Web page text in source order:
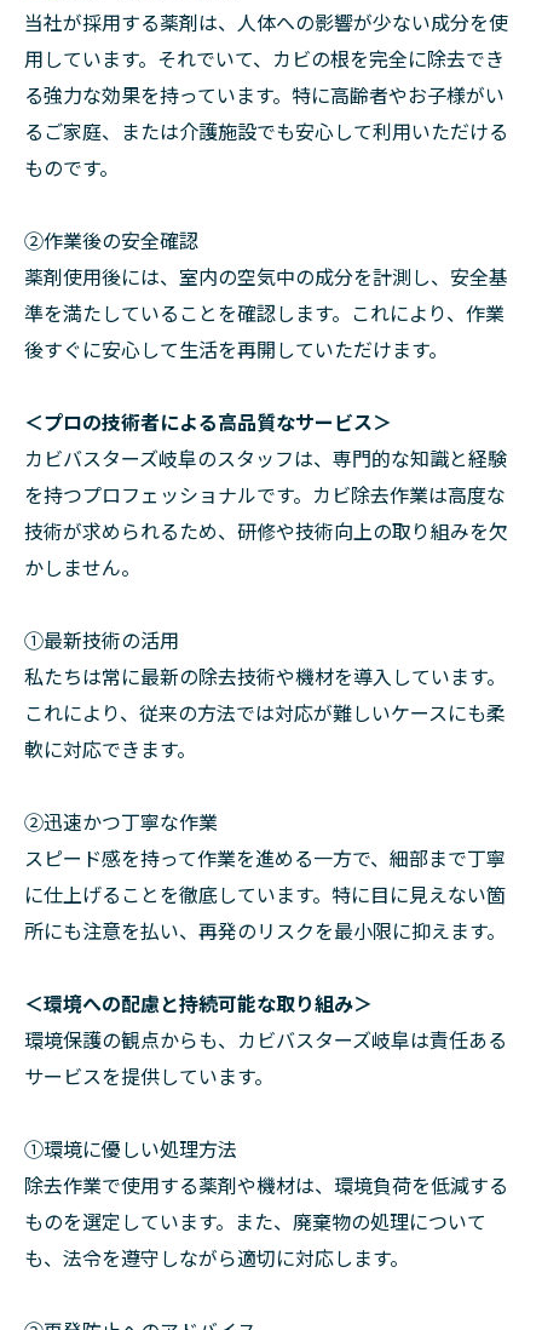
当社が採用する薬剤は、人体への影響が少ない成分を使
用しています。それでいて、カビの根を完全に除去でき
る強力な効果を持っています。特に高齢者やお子様がい
るご家庭、または介護施設でも安心して利用いただける
ものです。
②作業後の安全確認
薬剤使用後には、室内の空気中の成分を計測し、安全基
準を満たしていることを確認します。これにより、作業
後すぐに安心して生活を再開していただけます。
＜プロの技術者による高品質なサービス＞
カビバスターズ岐阜のスタッフは、専門的な知識と経験
を持つプロフェッショナルです。カビ除去作業は高度な
技術が求められるため、研修や技術向上の取り組みを欠
かしません。
①最新技術の活用
私たちは常に最新の除去技術や機材を導入しています。
これにより、従来の方法では対応が難しいケースにも柔
軟に対応できます。
②迅速かつ丁寧な作業
スピード感を持って作業を進める一方で、細部まで丁寧
に仕上げることを徹底しています。特に目に見えない箇
所にも注意を払い、再発のリスクを最小限に抑えます。
＜環境への配慮と持続可能な取り組み＞
環境保護の観点からも、カビバスターズ岐阜は責任ある
サービスを提供しています。
①環境に優しい処理方法
除去作業で使用する薬剤や機材は、環境負荷を低減する
ものを選定しています。また、廃棄物の処理について
も、法令を遵守しながら適切に対応します。